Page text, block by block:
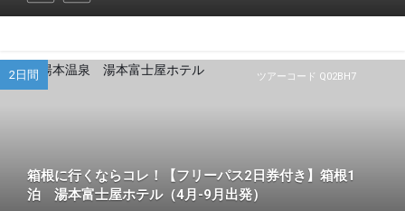
ツアーコード Q02BH7
2日間
箱根に行くならコレ！【フリーパス2日券付き】箱根1
泊 湯本富士屋ホテル（4月-9月出発）